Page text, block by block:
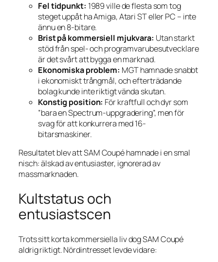
Fel tidpunkt: 1989 ville de flesta som tog
steget uppåt ha Amiga, Atari ST eller PC – inte
ännu en 8-bitare.
Brist på kommersiell mjukvara: Utan starkt
stöd från spel- och programvarube­sutvecklare
är det svårt att bygga en marknad.
Ekonomiska problem: MGT hamnade snabbt
i ekonomiskt trångmål, och efterträdande
bolag kunde inte riktigt vända skutan.
Konstig position: För kraftfull och dyr som
”bara en Spectrum-uppgradering”, men för
svag för att konkurrera med 16-
bitarsmaskiner.
Resultatet blev att SAM Coupé hamnade i en smal
nisch: älskad av entusiaster, ignorerad av
massmarknaden.
Kultstatus och
entusiastscen
Trots sitt korta kommersiella liv dog SAM Coupé
aldrig riktigt. Nördintresset levde vidare: